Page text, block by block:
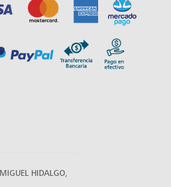
HIDALGO,